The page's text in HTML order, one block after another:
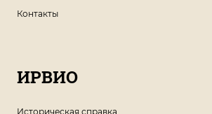
Контакты
ИРВИО
Историческая справка